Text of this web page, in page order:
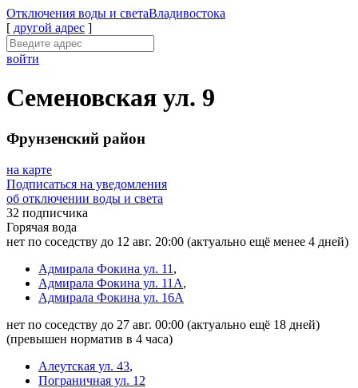
Отключения воды и светаВладивостока
[ другой адрес ]
войти
Семеновская ул. 9
Фрунзенский район
на карте
Подписаться на уведомления
об отключении воды и света
32 подписчика
Горячая вода
нет по соседству до 12 авг. 20:00 (актуально ещё менее 4 дней)
Адмирала Фокина ул. 11 ,
Адмирала Фокина ул. 11А,
Адмирала Фокина ул. 16А
нет по соседству до 27 авг. 00:00 (актуально ещё 18 дней)
(превышен норматив в 4 часа)
Алеутская ул. 43,
Пограничная ул. 12